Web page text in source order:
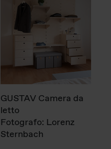
GUSTAV Camera da
letto
Fotografo: Lorenz
Sternbach